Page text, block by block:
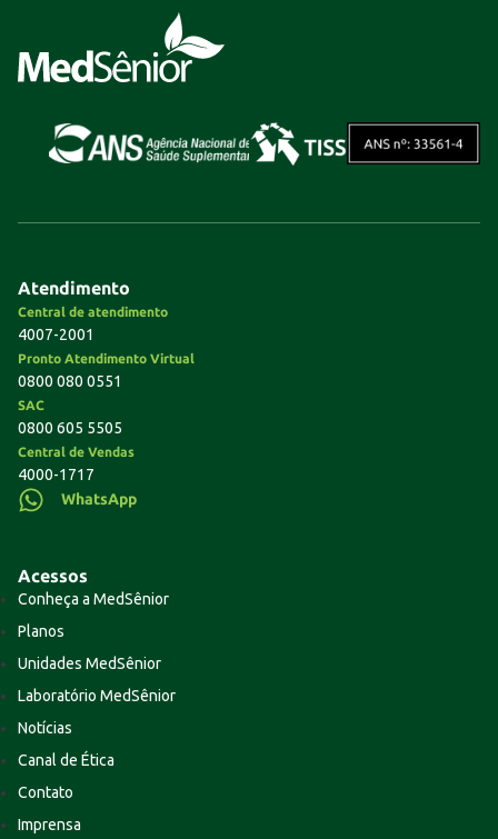
Atendimento
Central de atendimento
4007-2001
Pronto Atendimento Virtual
0800 080 0551
SAC
0800 605 5505
Central de Vendas
4000-1717
WhatsApp
Acessos
Conheça a MedSênior
Planos
Unidades MedSênior
Laboratório MedSênior
Notícias
Canal de Ética
Contato
Imprensa